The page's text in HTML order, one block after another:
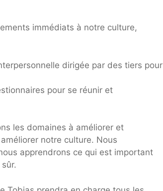
immédiats à notre culture,
dirigée par des tiers pour
pour se réunir et
les domaines à améliorer et
notre culture. Nous
apprendrons ce qui est important